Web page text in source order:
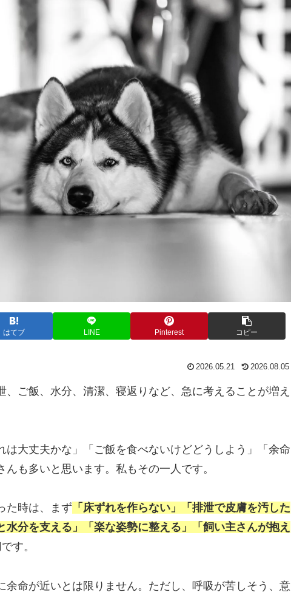
はてブ LINE Pinterest コピー
2026.05.21 2026.08.05
ご飯、水分、清潔、寝返りなど、急に考えることが増え
は大丈夫かな」「ご飯を食べないけどどうしよう」「余命
も多いと思います。私もその一人です。
た時は、まず 「床ずれを作らない」「排泄で皮膚を汚した
分を支える」「楽な姿勢に整える」「飼い主さんが抱え
す。
命が近いとは限りません。ただし、呼吸が苦しそう、意